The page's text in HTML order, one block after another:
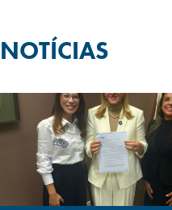
NOTÍCIAS